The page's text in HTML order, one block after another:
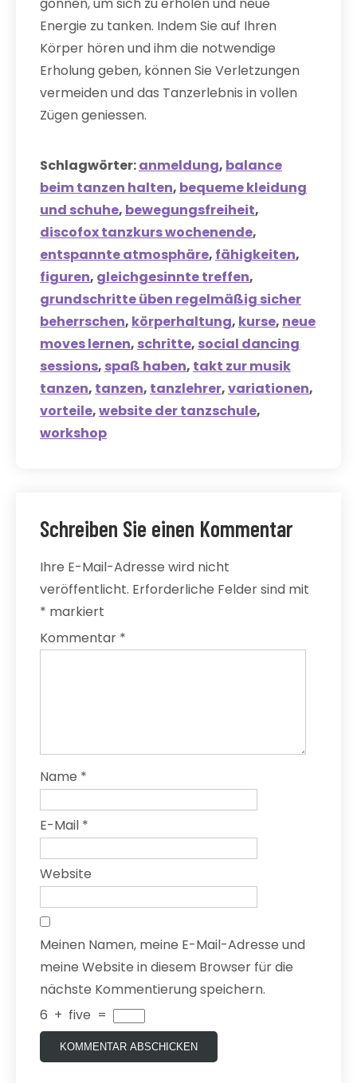
Energie zu tanken. Indem Sie auf Ihren
Körper hören und ihm die notwendige
Erholung geben, können Sie Verletzungen
vermeiden und das Tanzerlebnis in vollen
Zügen geniessen.
Schlagwörter:anmeldung, balance
beim tanzen halten, bequeme kleidung
und schuhe, bewegungsfreiheit,
discofox tanzkurs wochenende,
entspannte atmosphäre, fähigkeiten,
figuren, gleichgesinnte treffen,
grundschritte üben regelmäßig sicher
beherrschen, körperhaltung, kurse, neue
moves lernen, schritte, social dancing
sessions, spaß haben, takt zur musik
tanzen, tanzen, tanzlehrer,variationen,
vorteile,website der tanzschule,
workshop
Schreiben Sie einen Kommentar
Ihre E-Mail-Adresse wird nicht
veröffentlicht. Erforderliche Felder sind mit
* markiert
Kommentar *
Name *
E-Mail *
Website
Meinen Namen, meine E-Mail-Adresse und
meine Website in diesem Browser für die
nächste Kommentierung speichern.
6 + five =